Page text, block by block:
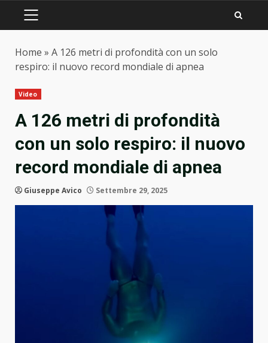
PRIMARY
Home » A 126 metri di profondità con un solo
respiro: il nuovo record mondiale di apnea
Video
A 126 metri di profondità
con un solo respiro: il nuovo
record mondiale di apnea
Giuseppe Avico Settembre 29, 2025